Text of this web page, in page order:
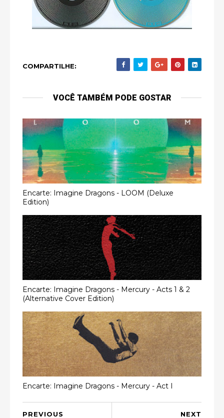
COMPARTILHE:
VOCÊ TAMBÉM PODE GOSTAR
Encarte: Imagine Dragons - LOOM (Deluxe
Edition)
Encarte: Imagine Dragons - Mercury - Acts 1 & 2
(Alternative Cover Edition)
Encarte: Imagine Dragons - Mercury - Act I
NEXT
PREVIOUS